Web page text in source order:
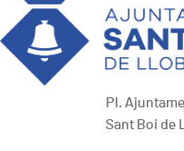
Pl.
Sant Boi de